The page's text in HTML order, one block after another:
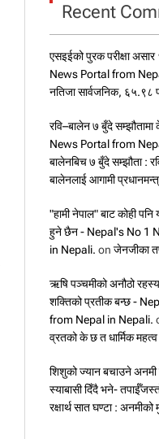
Recent
एसइईको पुरक परीक्षा
News Portal from
नतिजा सार्वजनिक, ६५.९८
रवि–बालेन ७ बुँदे
News Portal from
बालेनबिच ७ बुँदे सम्झौता :
बालेनलाई आगामी
"हामी नेपाल" बाट कोही
हुने छैन - Nepal's No 1
in Nepali. on जेनजीका
ऋषि पञ्चमीको अनौठो रहस्य:
शक्तिको प्रतीक बन्छ -
from Nepal in Nepali.
व्रतको के छ त धार्मिक महत्व
शिशुको ज्यान बचाउने अनमी
स्याबासी दिँदै भने-
रक्षार्थ सात घण्टा :